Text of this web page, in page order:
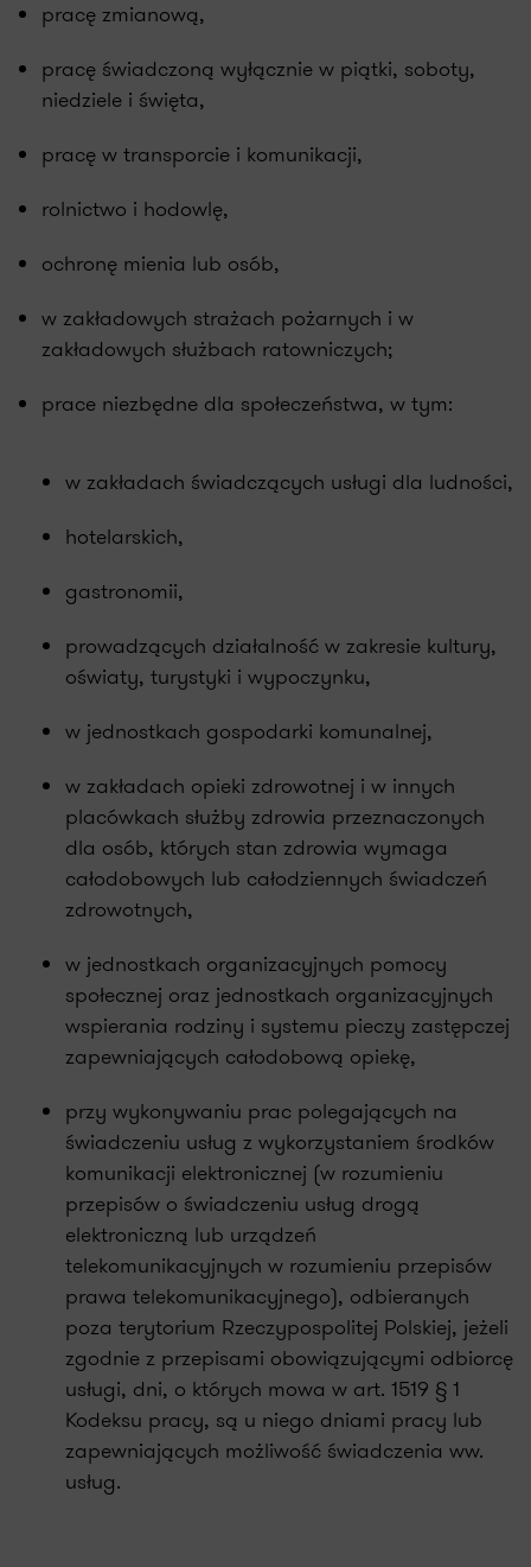
pracę zmianową,
pracę świadczoną wyłącznie w piątki, soboty,
niedziele i święta,
pracę w transporcie i komunikacji,
rolnictwo i hodowlę,
ochronę mienia lub osób,
w zakładowych strażach pożarnych i w
zakładowych służbach ratowniczych;
prace niezbędne dla społeczeństwa, w tym:
w zakładach świadczących usługi dla ludności,
hotelarskich,
gastronomii,
prowadzących działalność w zakresie kultury,
oświaty, turystyki i wypoczynku,
w jednostkach gospodarki komunalnej,
w zakładach opieki zdrowotnej i w innych
placówkach służby zdrowia przeznaczonych
dla osób, których stan zdrowia wymaga
całodobowych lub całodziennych świadczeń
zdrowotnych,
w jednostkach organizacyjnych pomocy
społecznej oraz jednostkach organizacyjnych
wspierania rodziny i systemu pieczy zastępczej
zapewniających całodobową opiekę,
przy wykonywaniu prac polegających na
świadczeniu usług z wykorzystaniem środków
komunikacji elektronicznej (w rozumieniu
przepisów o świadczeniu usług drogą
elektroniczną lub urządzeń
telekomunikacyjnych w rozumieniu przepisów
prawa telekomunikacyjnego), odbieranych
poza terytorium Rzeczypospolitej Polskiej, jeżeli
zgodnie z przepisami obowiązującymi odbiorcę
usługi, dni, o których mowa w art. 1519 § 1
Kodeksu pracy, są u niego dniami pracy lub
zapewniających możliwość świadczenia ww.
usług.